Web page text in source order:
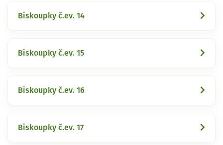
Biskoupky č.ev. 14
Biskoupky č.ev. 15
Biskoupky č.ev. 16
Biskoupky č.ev. 17